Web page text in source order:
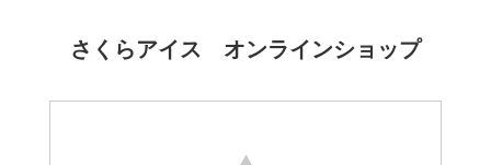
さくらアイス オンラインショップ